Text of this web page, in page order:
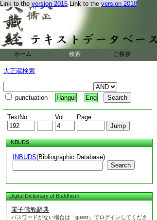
Link to the version 2015 Link to the version 2018
ホーム 検索 ご挨拶
大正蔵検索
punctuation Hangul Eng
TextNo. Vol. Page
INBUDS
INBUDS(Bibliographic Database)
Search
Digital Dictionary of Buddhism
電子佛教辭典
パスワードがない場合は「guest」でログインしてくださ